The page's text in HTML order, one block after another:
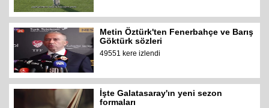
Metin Öztürk'ten Fenerbahçe ve Barış
Göktürk sözleri
49551 kere izlendi
İşte Galatasaray'ın yeni sezon
formaları